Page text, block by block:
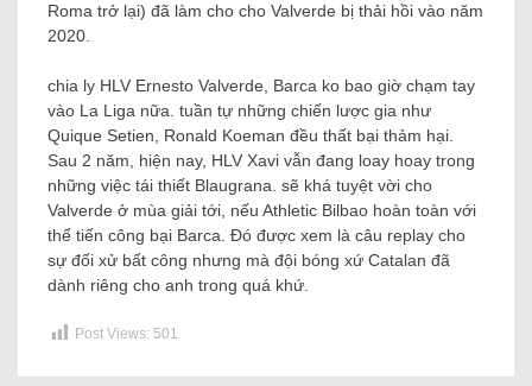
Roma trở lại) đã làm cho cho Valverde bị thải hồi vào năm
2020.
chia ly HLV Ernesto Valverde, Barca ko bao giờ chạm tay
vào La Liga nữa. tuần tự những chiến lược gia như
Quique Setien, Ronald Koeman đều thất bại thảm hại.
Sau 2 năm, hiện nay, HLV Xavi vẫn đang loay hoay trong
những việc tái thiết Blaugrana. sẽ khá tuyệt vời cho
Valverde ở mùa giải tới, nếu Athletic Bilbao hoàn toàn với
thể tiến công bại Barca. Đó được xem là câu replay cho
sự đối xử bất công nhưng mà đội bóng xứ Catalan đã
dành riêng cho anh trong quá khứ.
Post Views: 501